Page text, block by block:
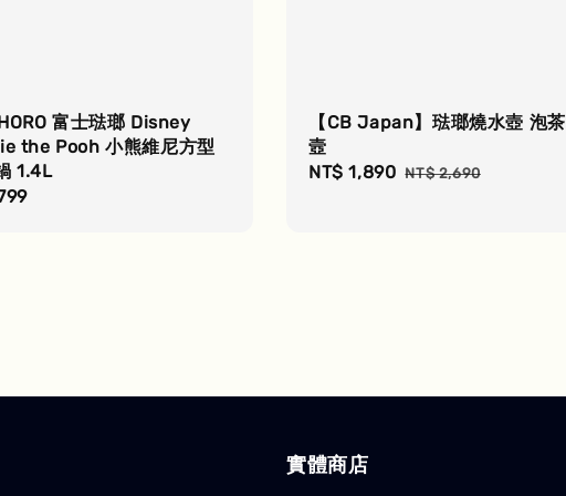
富士琺瑯 Disney
the Pooh 小熊維尼方型
1.4L
【CB Japan】琺瑯燒水壺 泡茶
壼
Sale
NT$ 1,890 Regular
NT$ 2,690
實體商店